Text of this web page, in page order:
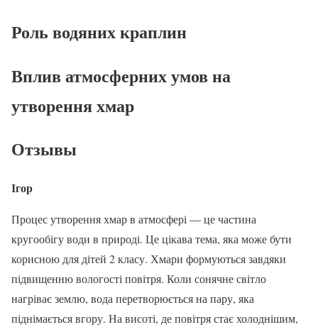
Роль водяних краплин
Вплив атмосферних умов на
утворення хмар
Отзывы
Ігор
Процес утворення хмар в атмосфері — це частина
кругообігу води в природі. Це цікава тема, яка може бути
корисною для дітей 2 класу. Хмари формуються завдяки
підвищенню вологості повітря. Коли сонячне світло
нагріває землю, вода перетворюється на пару, яка
піднімається вгору. На висоті, де повітря стає холоднішим,